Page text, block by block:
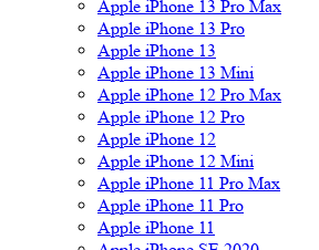
Apple iPhone 13 Pro Max
Apple iPhone 13 Pro
Apple iPhone 13
Apple iPhone 13 Mini
Apple iPhone 12 Pro Max
Apple iPhone 12 Pro
Apple iPhone 12
Apple iPhone 12 Mini
Apple iPhone 11 Pro Max
Apple iPhone 11 Pro
Apple iPhone 11